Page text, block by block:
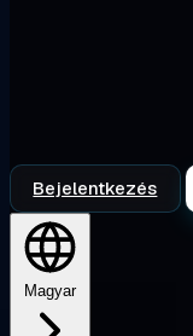
Bejelentkezés
Magyar